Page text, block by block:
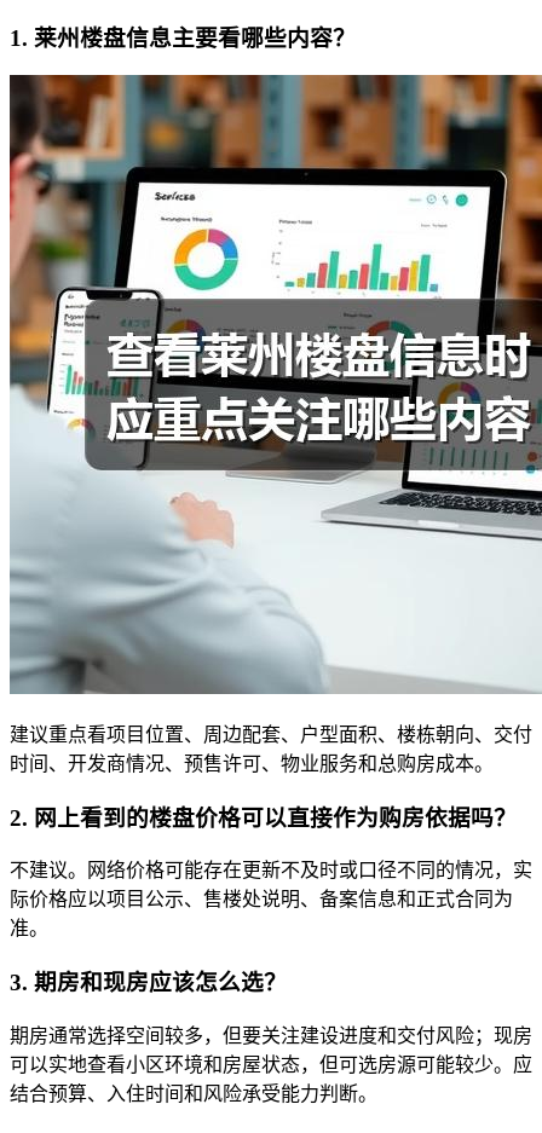
1. 莱州楼盘信息主要看哪些内容？
建议重点看项目位置、周边配套、户型面积、楼栋朝向、交付
时间、开发商情况、预售许可、物业服务和总购房成本。
2. 网上看到的楼盘价格可以直接作为购房依据吗？
不建议。网络价格可能存在更新不及时或口径不同的情况，实
际价格应以项目公示、售楼处说明、备案信息和正式合同为
准。
3. 期房和现房应该怎么选？
期房通常选择空间较多，但要关注建设进度和交付风险；现房
可以实地查看小区环境和房屋状态，但可选房源可能较少。应
结合预算、入住时间和风险承受能力判断。